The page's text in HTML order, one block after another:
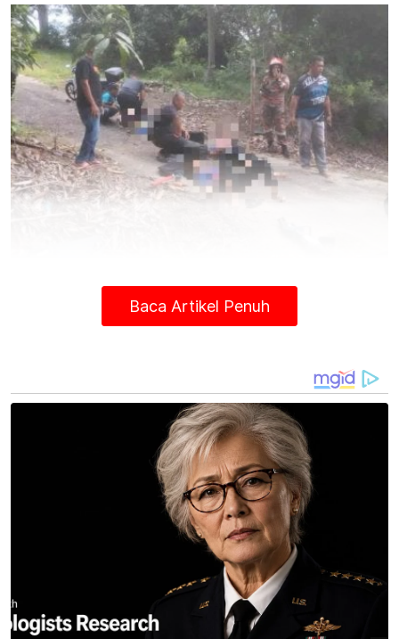
oleh orang awam. Foto tular
Ketua Zon 2, Jabatan Bomba dan
menerima panggilan kecemasan pada jam
3.24 petang berhubung kemalangan yang
membabitkan sebuah Proton Saga dan
"Empat mangsa menaiki kereta tersebut
mengalami kecederaan manakala pemandu
lori berusia 46 tahun tidak mengalami
sebarang kecederaan.
Baca Artikel Penuh